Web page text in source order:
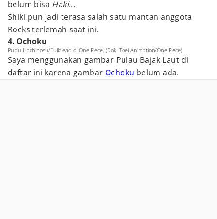
belum bisa Haki...
Shiki pun jadi terasa salah satu mantan anggota
Rocks terlemah saat ini.
4. Ochoku
Pulau Hachinosu/Fullalead di One Piece. (Dok. Toei Animation/One Piece)
Saya menggunakan gambar Pulau Bajak Laut di
daftar ini karena gambar Ochoku belum ada.